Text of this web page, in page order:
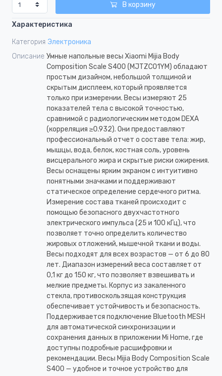
В корзину
Характеристика
Категория Электроника
Описание Умные напольные весы Xiaomi Mijia Body
Composition Scale S400 (MJTZC01YM) обладают
простым дизайном, небольшой толщиной и
скрытым дисплеем, который проявляется
только при измерении. Весы измеряют 25
показателей тела с высокой точностью,
сравнимой с радиологическим методом DEXA
(корреляция ≥0.932). Они предоставляют
профессиональный отчет о составе тела: жир,
мышцы, вода, белок, костная соль, уровень
висцерального жира и скрытые риски ожирения.
Весы оснащены ярким экраном с интуитивно
понятными значками и поддерживают
статическое определение сердечного ритма.
Измерение состава тканей происходит с
помощью безопасного двухчастотного
электрического импульса (25 и 100 кГц), что
позволяет точно определить количество
жировых отложений, мышечной ткани и воды.
Весы подходят для всех возрастов — от 6 до 80
лет. Диапазон измерений веса составляет от
0,1 кг до 150 кг, что позволяет взвешивать и
мелкие предметы. Корпус из закаленного
стекла, противоскользящая конструкция
обеспечивает устойчивость и безопасность.
Поддерживается подключение Bluetooth MESH
для автоматической синхронизации и
сохранения данных в приложении Mi Home, где
доступны подробные расшифровки и
рекомендации. Весы Mijia Body Composition Scale
S400 — удобное и точное устройство для